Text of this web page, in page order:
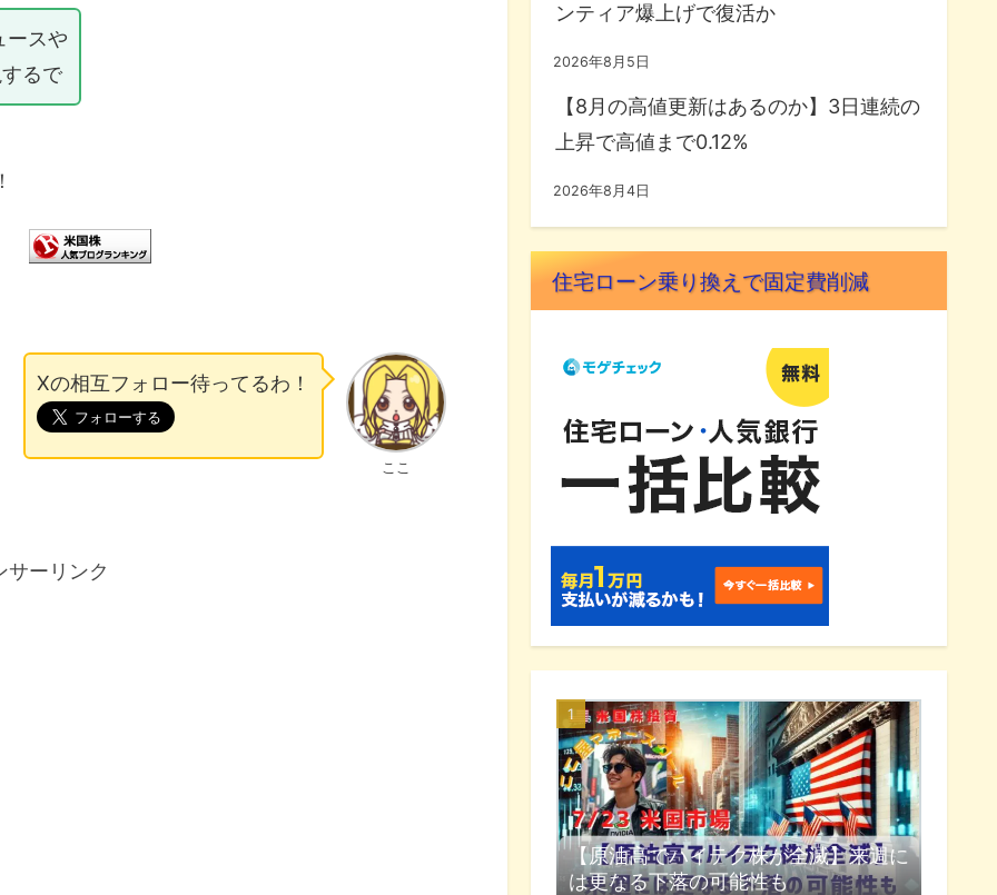
ースや
るで
ここ
Xの相互フォロー待ってるわ！
サーリンク
ンティア爆上げで復活か
2026年8月5日
【8月の高値更新はあるのか】3日連続の
上昇で高値まで0.12%
2026年8月4日
住宅ローン乗り換えで固定費削減
【原油高でハイテク株が全滅】来週に
は更なる下落の可能性も